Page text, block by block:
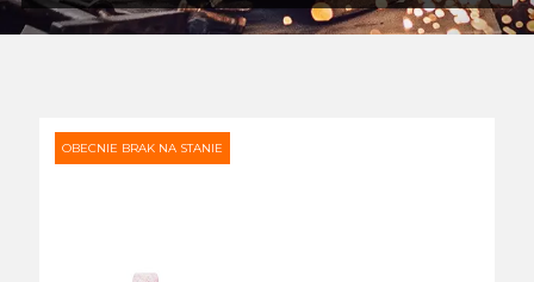
OBECNIE BRAK NA STANIE